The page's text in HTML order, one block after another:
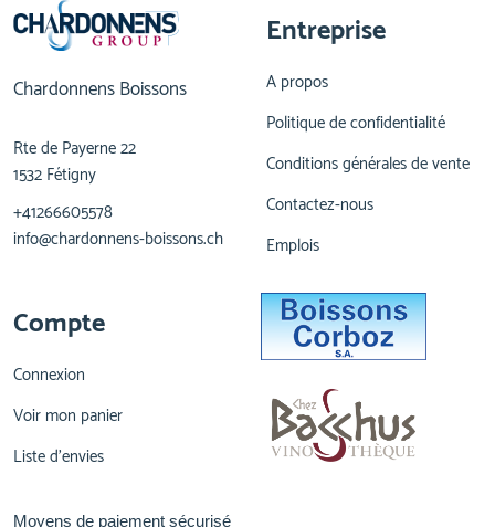
Chardonnens Boissons
Rte de Payerne 22
1532 Fétigny
+41266605578
info@chardonnens-boissons.ch
Entreprise
A propos
Politique de confidentialité
Conditions générales de vente
Contactez-nous
Emplois
Compte
Connexion
Voir mon panier
Liste d'envies
Moyens de paiement sécurisé